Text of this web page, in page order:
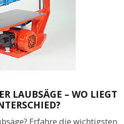
LAUBSÄGE – WO LIEGT
Erfahre die wichtigsten